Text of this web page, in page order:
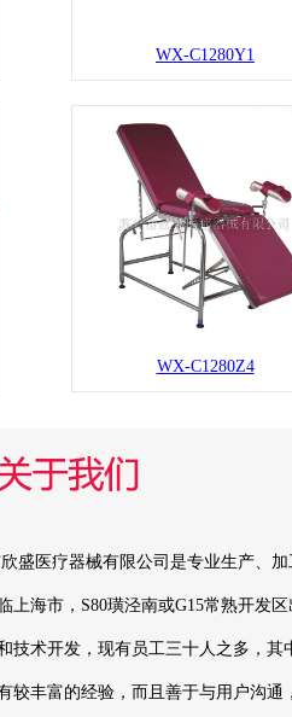
WX-C1280Y1
WX-C1280Z4
医疗器械有限公司是专业生产、加
上海市，S80璜泾南或G15常熟开发
技术开发，现有员工三十人之多，
较丰富的经验，而且善于与用户沟